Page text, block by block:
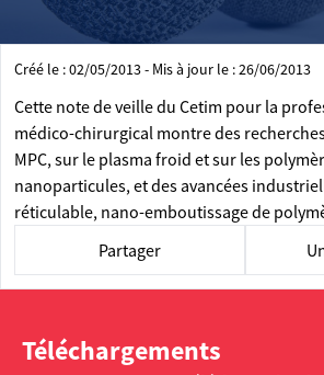
Créé le : 02/05/2013 - Mis à jour le : 26/06/2013
Cette note de veille du Cetim pour la
médico-chirurgical montre des
MPC, sur le plasma froid et sur les
nanoparticules, et des avancées
réticulable, nano-emboutissage de
Partager
Téléchargements